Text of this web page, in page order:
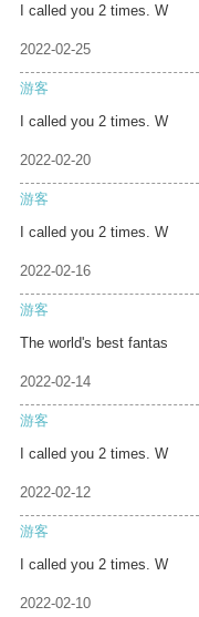
I called you 2 times. W
2022-02-25
游客
I called you 2 times. W
2022-02-20
游客
I called you 2 times. W
2022-02-16
游客
The world's best fantas
2022-02-14
游客
I called you 2 times. W
2022-02-12
游客
I called you 2 times. W
2022-02-10